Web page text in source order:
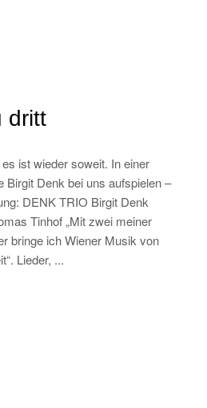
dritt
ist wieder soweit. In einer
Birgit Denk bei uns aufspielen –
DENK TRIO Birgit Denk
Tinhof „Mit zwei meiner
bringe ich Wiener Musik von
Lieder, ...